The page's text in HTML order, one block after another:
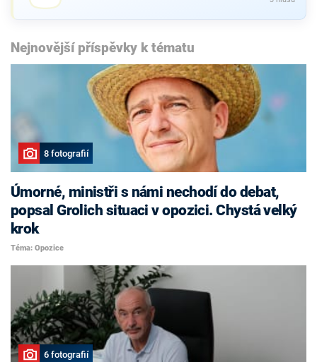
Nejnovější příspěvky k tématu
8 fotografií
Úmorné, ministři s námi nechodí do debat,
popsal Grolich situaci v opozici. Chystá velký
krok
Téma: Opozice
6 fotografií